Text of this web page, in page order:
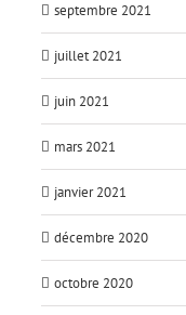
septembre 2021
juillet 2021
juin 2021
mars 2021
janvier 2021
décembre 2020
octobre 2020